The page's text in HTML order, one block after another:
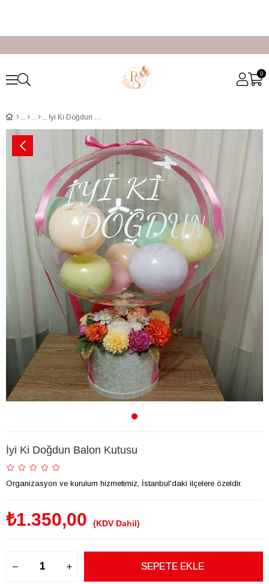
0
İyi Ki Doğdun Balon Kutusu
İyi Ki Doğdun Balon Kutusu
Organizasyon ve kurulum hizmetimiz, İstanbul'daki ilçelere özeldir.
₺1.350,00 (KDV Dahil)